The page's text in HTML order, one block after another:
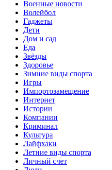
Военные новости
Волейбол
Гаджеты
Дети
Дом и сад
Еда
Звёзды
Здоровье
Зимние виды спорта
Игры
Импортозамещение
Интернет
Истории
Компании
Криминал
Культура
Лайфхаки
Летние виды спорта
Личный счет